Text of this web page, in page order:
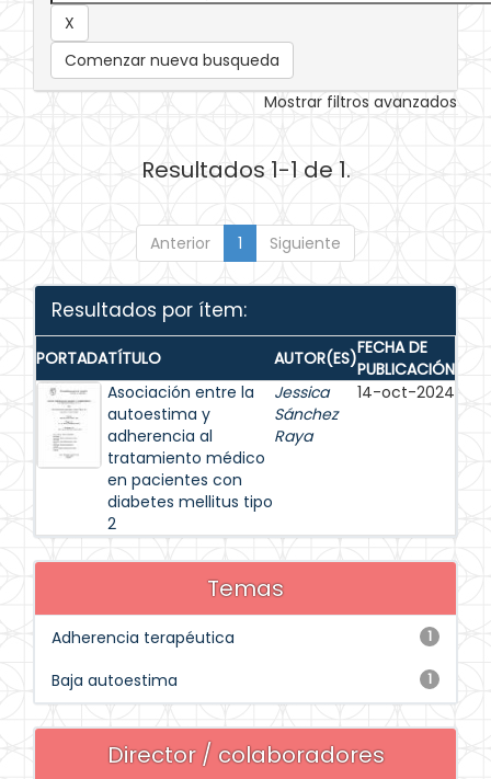
Comenzar nueva busqueda
Mostrar filtros avanzados
Resultados 1-1 de 1.
Anterior 1 Siguiente
Resultados por ítem:
PORTADATÍTULO AUTOR(ES)FECHA DE
PUBLICACIÓN
Asociación entre la
autoestima y
adherencia al
tratamiento médico
en pacientes con
diabetes mellitus tipo
2
Jessica
Sánchez
Raya
14-oct-2024
Temas
1
Adherencia terapéutica
1
Baja autoestima
Director / colaboradores